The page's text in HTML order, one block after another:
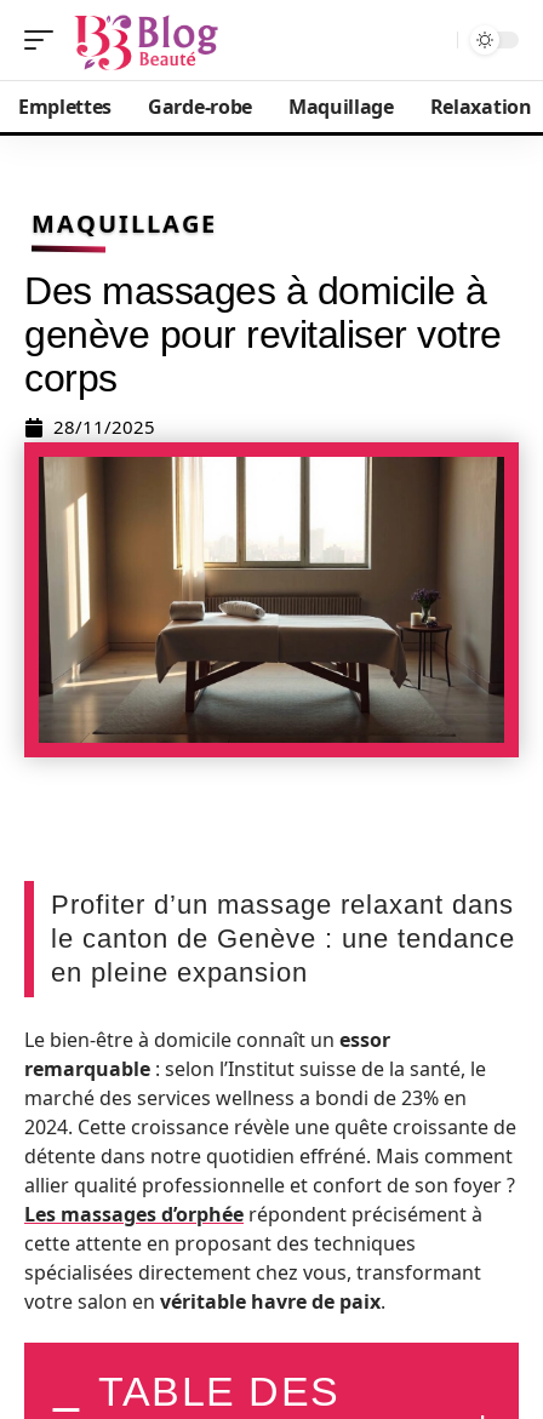
Emplettes Garde-robe Maquillage Relaxation
MAQUILLAGE
Des massages à domicile à
genève pour revitaliser votre
corps
28/11/2025
Profiter d’un massage relaxant dans
le canton de Genève : une tendance
en pleine expansion
Le bien-être à domicile connaît un essor
remarquable : selon l’Institut suisse de la santé, le
marché des services wellness a bondi de 23% en
2024. Cette croissance révèle une quête croissante de
détente dans notre quotidien effréné. Mais comment
allier qualité professionnelle et confort de son foyer ?
Les massages d’orphée répondent précisément à
cette attente en proposant des techniques
spécialisées directement chez vous, transformant
votre salon en véritable havre de paix.
TABLE DES